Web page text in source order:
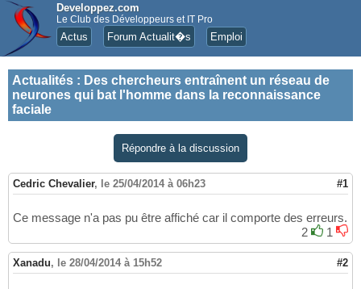
Developpez.com
Le Club des Développeurs et IT Pro
Actus Forum Actualit�s Emploi
Actualités : Des chercheurs entraînent un réseau de
neurones qui bat l'homme dans la reconnaissance
faciale
Répondre à la discussion
Cedric Chevalier, le 25/04/2014 à 06h23 #1
Ce message n'a pas pu être affiché car il comporte des erreurs.
2
1
Xanadu, le 28/04/2014 à 15h52 #2